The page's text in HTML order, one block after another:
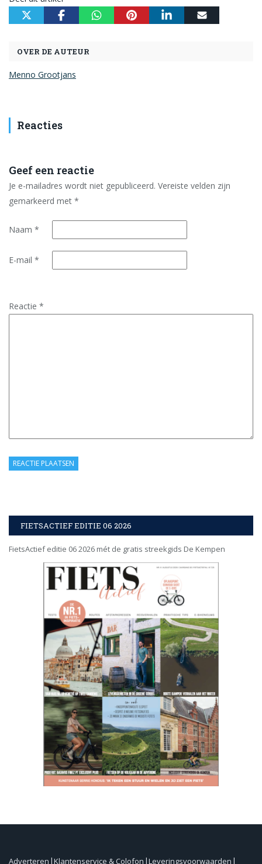
OVER DE AUTEUR
Menno Grootjans
Reacties
Geef een reactie
Je e-mailadres wordt niet gepubliceerd. Vereiste velden zijn
gemarkeerd met *
Naam *
E-mail *
Reactie *
FIETSACTIEF EDITIE 06 2026
FietsActief editie 06 2026 mét de gratis streekgids De Kempen
Adverteren Klantenservice & Colofon Leveringsvoorwaarden